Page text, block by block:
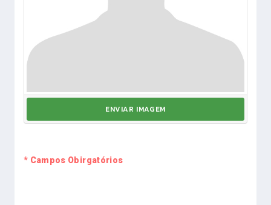
ENVIAR IMAGEM
* Campos Obirgatórios